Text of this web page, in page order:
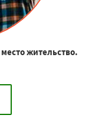
жительство.